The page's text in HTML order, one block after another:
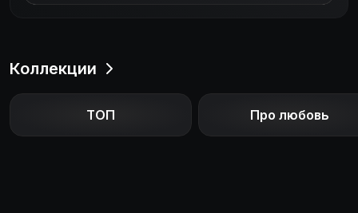
Коллекции
ТОП Про любовь